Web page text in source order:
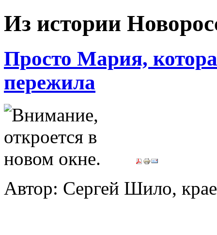
Из истории
Просто Мария,
пережила
Автор: Сергей Шило,